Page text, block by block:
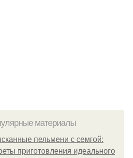
материалы
пельмени с семгой:
приготовления идеального